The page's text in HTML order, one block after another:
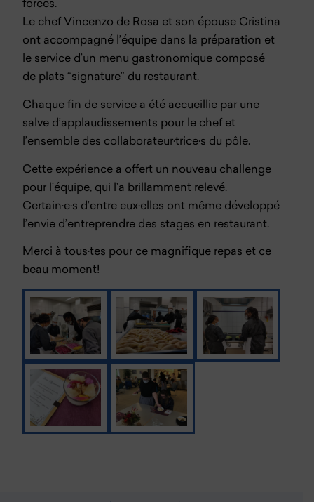
forces.
Le chef Vincenzo de Rosa et son épouse Cristina
ont accompagné l’équipe dans la préparation et
le service d’un menu gastronomique composé
de plats “signature” du restaurant.
Chaque fin de service a été accueillie par une
salve d’applaudissements pour le chef et
l’ensemble des collaborateur·trice·s du pôle.
Cette expérience a offert un nouveau challenge
pour l’équipe, qui l’a brillamment relevé.
Certain·e·s d’entre eux·elles ont même développé
l’envie d’entreprendre des stages en restaurant.
Merci à tous·tes pour ce magnifique repas et ce
beau moment!